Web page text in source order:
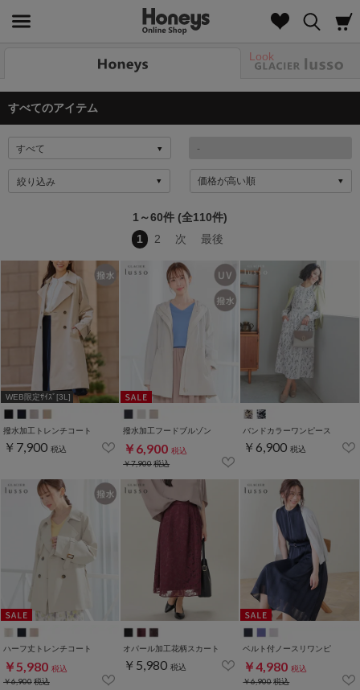
Look
すべてのアイテム
絞り込み
1～60件 (全110件)
1
2 次 最後
WEB限定ｻｲｽﾞ[3L]
撥水加工トレンチコート
￥7,900 税込
撥水加工フードブルゾン
￥6,900 税込
￥7,900税込
バンドカラーワンピース
￥6,900 税込
ハーフ丈トレンチコート
￥5,980 税込
￥6,900税込
オパール加工花柄スカート
￥5,980 税込
ベルト付ノースリワンピ
￥4,980 税込
￥6,900税込